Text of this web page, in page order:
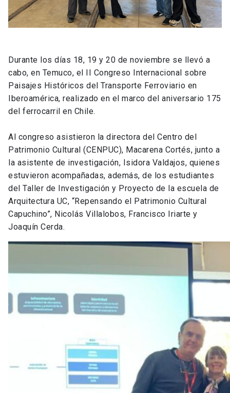
Durante los días 18, 19 y 20 de noviembre se llevó a
cabo, en Temuco, el II Congreso Internacional sobre
Paisajes Históricos del Transporte Ferroviario en
Iberoamérica, realizado en el marco del aniversario 175
del ferrocarril en Chile.
Al congreso asistieron la directora del Centro del
Patrimonio Cultural (CENPUC), Macarena Cortés, junto a
la asistente de investigación, Isidora Valdajos, quienes
estuvieron acompañadas, además, de los estudiantes
del Taller de Investigación y Proyecto de la escuela de
Arquitectura UC, “Repensando el Patrimonio Cultural
Capuchino”, Nicolás Villalobos, Francisco Iriarte y
Joaquín Cerda.